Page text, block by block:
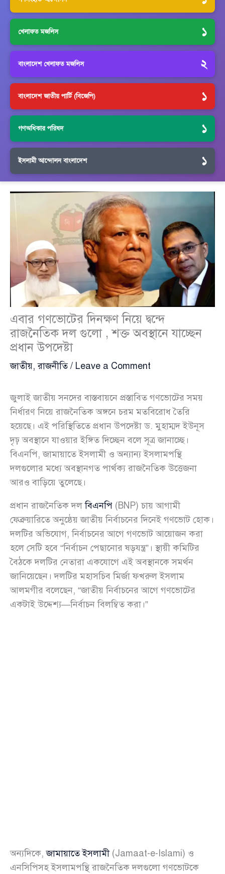
খেলাফত মজলিস ১
বাংলাদেশ খেলাফত মজলিস ২
বাংলাদেশ জাতীয় পার্টি (বিজেপি) ১
গণঅধিকার পরিষদ ১
ইসলামী আন্দোলন বাংলাদেশ ১
এবার গণভোটের দিনক্ষণ নিয়ে দ্বন্দে
রাজনৈতিক দল গুলো , শক্ত অবস্থানে যাচ্ছেন
প্রধান উপদেষ্টা
জাতীয়,রাজনীতি/ Leave a Comment
জুলাই জাতীয় সনদের বাস্তবায়নে প্রস্তাবিত গণভোটের সময়
নির্ধারণ নিয়ে রাজনৈতিক অঙ্গনে চরম মতবিরোধ তৈরি
হয়েছে। এই পরিস্থিতিতে প্রধান উপদেষ্টা ড. মুহাম্মদ ইউনূস
দৃঢ় অবস্থানে যাওয়ার ইঙ্গিত দিচ্ছেন বলে সূত্র জানাচ্ছে।
বিএনপি, জামায়াতে ইসলামী ও অন্যান্য ইসলামপন্থি
দলগুলোর মধ্যে অবস্থানগত পার্থক্য রাজনৈতিক উত্তেজনা
আরও বাড়িয়ে তুলেছে।
প্রধান রাজনৈতিক দলবিএনপি (BNP) চায় আগামী
ফেব্রুয়ারিতে অনুষ্ঠেয় জাতীয় নির্বাচনের দিনেই গণভোট হোক।
দলটির অভিযোগ, নির্বাচনের আগে গণভোট আয়োজন করা
হলে সেটি হবে “নির্বাচন পেছানোর ষড়যন্ত্র”। স্থায়ী কমিটির
বৈঠকে দলটির নেতারা একযোগে এই অবস্থানকে সমর্থন
জানিয়েছেন। দলটির মহাসচিব মির্জা ফখরুল ইসলাম
আলমগীর বলেছেন, “জাতীয় নির্বাচনের আগে গণভোটের
একটাই উদ্দেশ্য—নির্বাচন বিলম্বিত করা।”
অন্যদিকে,জামায়াতে ইসলামী(Jamaat-e-Islami) ও
এনসিপিসহ ইসলামপন্থি রাজনৈতিক দলগুলো গণভোটকে